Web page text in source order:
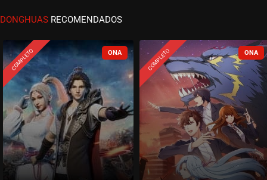
ASSISTIDO
EPISÓDIO 60
ASSISTIDO
EPISÓDIO 59
julho 17, 2024
ASSISTIDO
EPISÓDIO 58
julho 11, 2024
DONGHUAS RECOMENDADOS
COMPLETO COMPLETO